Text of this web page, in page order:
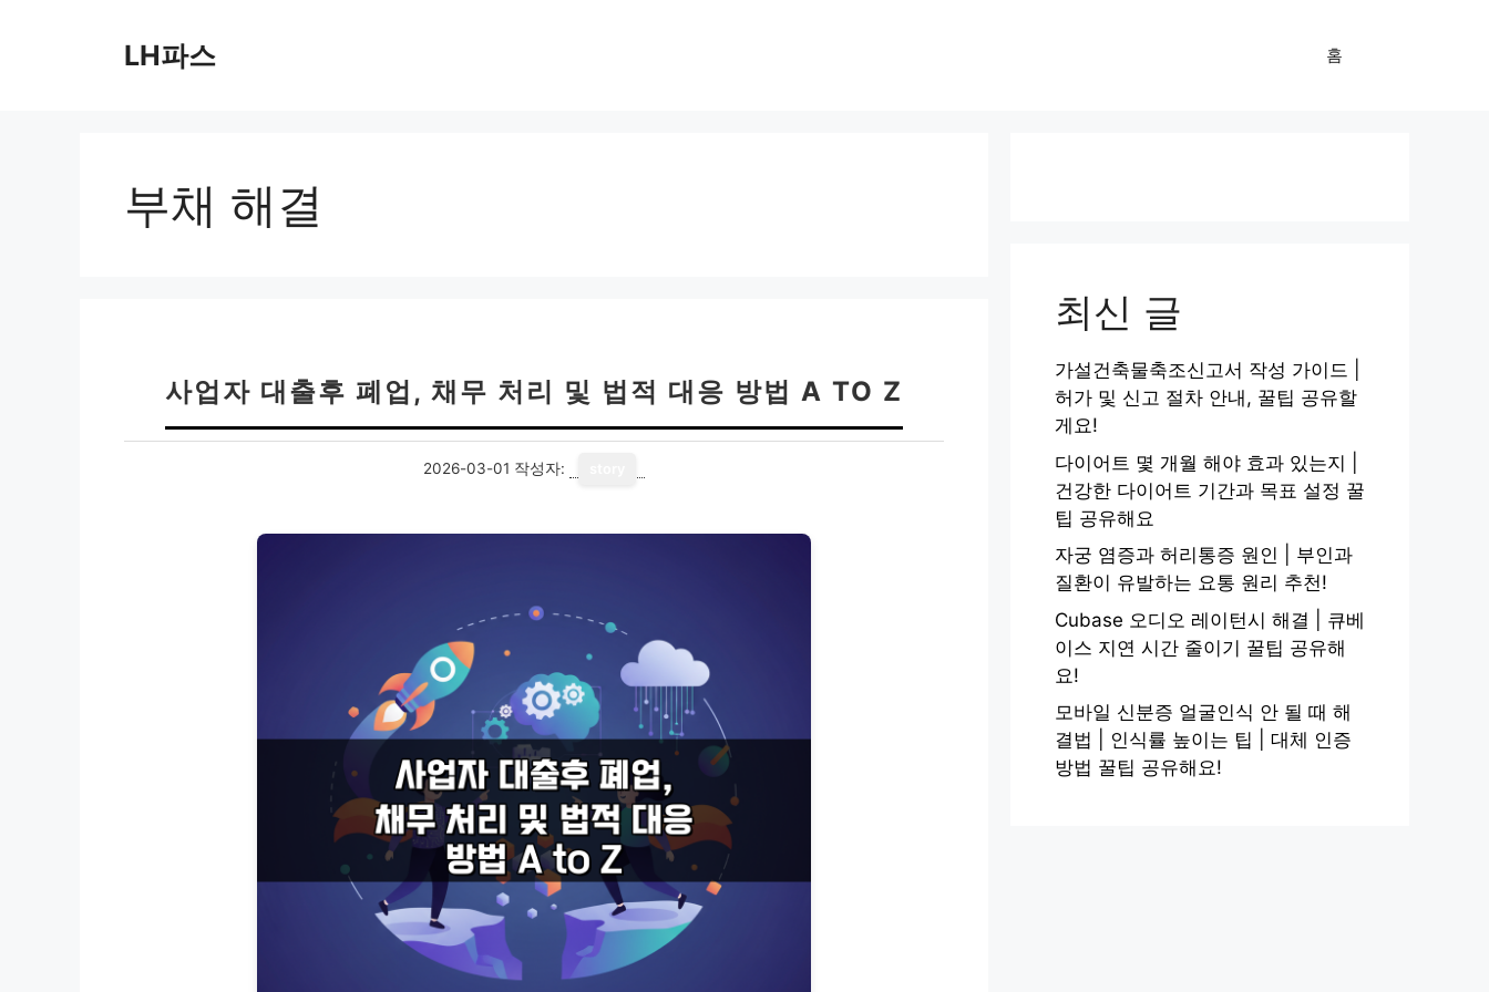
LH파스 홈
부채 해결
사업자 대출후 폐업, 채무 처리 및 법적 대응 방법 A TO Z
2026-03-01 작성자:
최신 글
가설건축물축조신고서 작성 가이드 |
허가 및 신고 절차 안내, 꿀팁 공유할
게요!
다이어트 몇 개월 해야 효과 있는지 |
건강한 다이어트 기간과 목표 설정 꿀
팁 공유해요
자궁 염증과 허리통증 원인 | 부인과
질환이 유발하는 요통 원리 추천!
Cubase 오디오 레이턴시 해결 | 큐베
이스 지연 시간 줄이기 꿀팁 공유해
요!
모바일 신분증 얼굴인식 안 될 때 해
결법 | 인식률 높이는 팁 | 대체 인증
방법 꿀팁 공유해요!